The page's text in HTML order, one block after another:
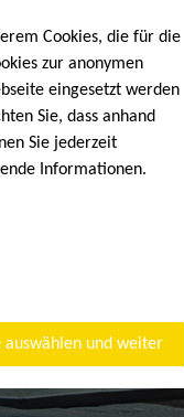
Cookies, die für die
zur anonymen
eingesetzt werden
Sie, dass anhand
Sie jederzeit
Informationen.
auswählen und weiter